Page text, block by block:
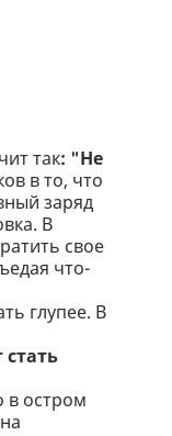
так: "Не
в то, что
заряд
В
свое
что-
глупее. В
в остром